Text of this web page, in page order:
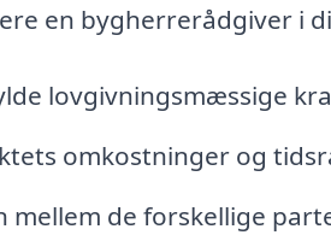
en bygherrerådgiver i
lovgivningsmæssige
omkostninger og
de forskellige